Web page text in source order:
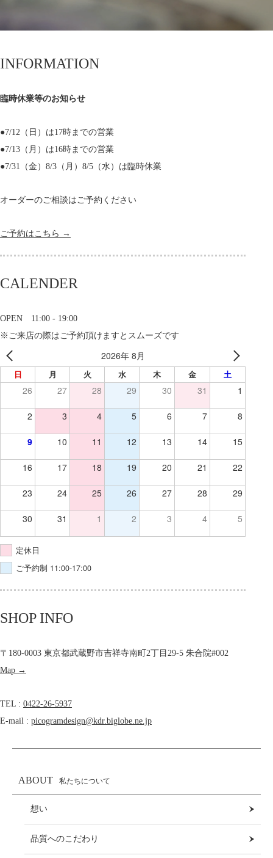
INFORMATION
臨時休業等のお知らせ
●7/12（日）は17時までの営業
●7/13（月）は16時までの営業
●7/31（金）8/3（月）8/5（水）は臨時休業
オーダーのご相談はご予約ください
ご予約はこちら →
CALENDER
OPEN 11:00 - 19:00
※ご来店の際はご予約頂けますとスムーズです
2026年 8月
日 月 火 水 木 金 土
26 27 28 29 30 31 1
2 3 4 5 6 7 8
9 10 11 12 13 14 15
16 17 18 19 20 21 22
23 24 25 26 27 28 29
30 31 1 2 3 4 5
定休日
ご予約制 11:00-17:00
SHOP INFO
〒180-0003 東京都武蔵野市吉祥寺南町2丁目29-5 朱合院#002
Map →
TEL : 0422-26-5937
E-mail : picogramdesign@kdr.biglobe.ne.jp
ABOUT 私たちについて
想い
品質へのこだわり